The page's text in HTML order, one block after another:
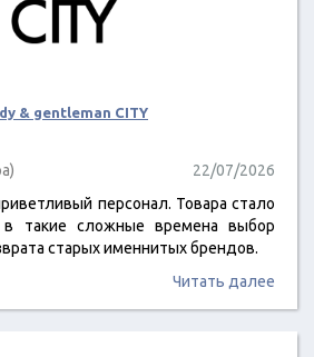
& gentleman CITY
22/07/2026
персонал. Товара стало
такие сложные времена выбор
старых именнитых брендов.
Читать далее